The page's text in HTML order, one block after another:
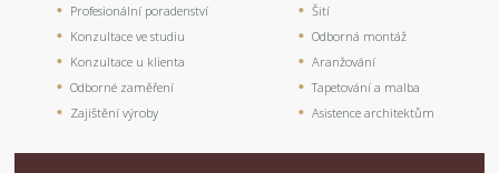
Profesionální poradenství
Konzultace ve studiu
Konzultace u klienta
Odborné zaměření
Zajištění výroby
Šití
Odborná montáž
Aranžování
Tapetování a malba
Asistence architektům